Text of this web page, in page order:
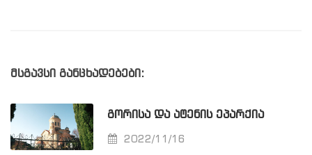
მსგავსი განცხადებები:
ᲒᲝᲠᲘᲡᲐ ᲓᲐ ᲐᲢᲔᲜᲘᲡ ᲔᲞᲐᲠᲥᲘᲐ
2022/11/16